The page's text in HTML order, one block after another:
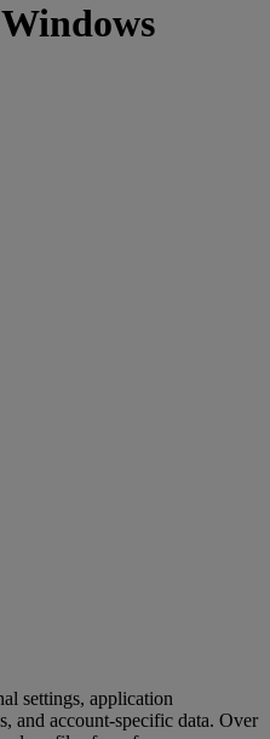
settings, application
and account-specific data. Over